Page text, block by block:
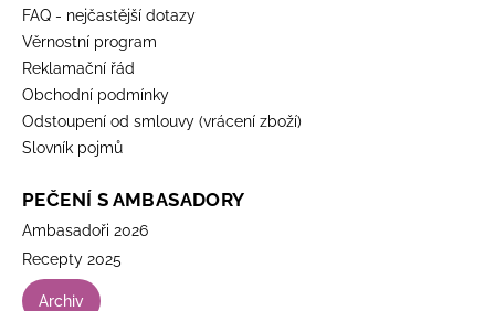
FAQ - nejčastější dotazy
Věrnostní program
Reklamační řád
Obchodní podmínky
Odstoupení od smlouvy (vrácení zboží)
Slovník pojmů
PEČENÍ S AMBASADORY
Ambasadoři 2026
Recepty 2025
Archiv